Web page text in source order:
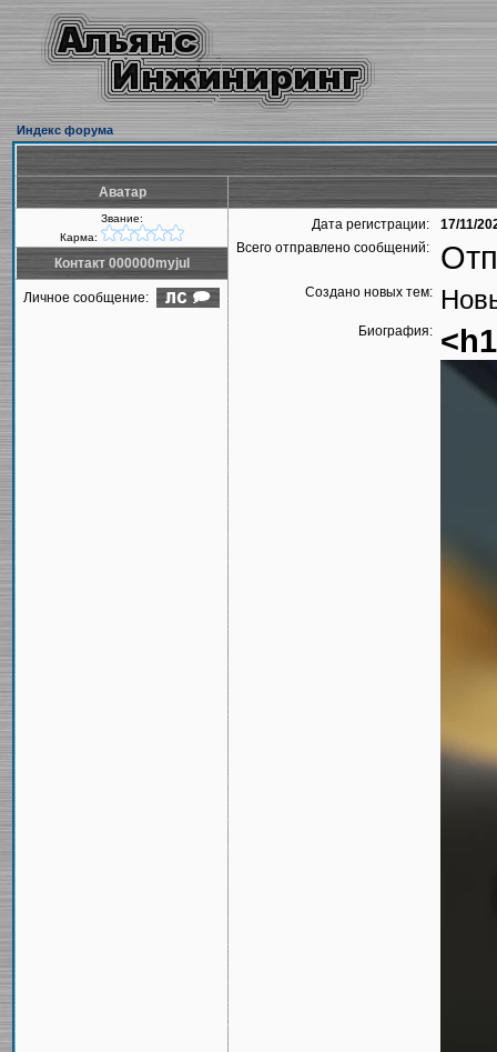
Индекс форума
Аватар
Звание:
Карма:
Дата регистрации:
17/11/
Всего отправлено сообщений:
Создано новых тем:
Биография:
Контакт 000000myjul
Личное сообщение: